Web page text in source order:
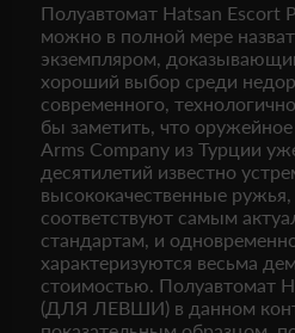
Полуавтомат Hatsan
можно в полной мере
экземпляром,
хороший выбор среди
современного,
бы заметить, что
Arms Company из Турции
десятилетий известно
высококачественные
соответствуют самым
стандартам, и
характеризуются весьма
стоимостью. Полуавтомат
(ДЛЯ ЛЕВШИ) в данном